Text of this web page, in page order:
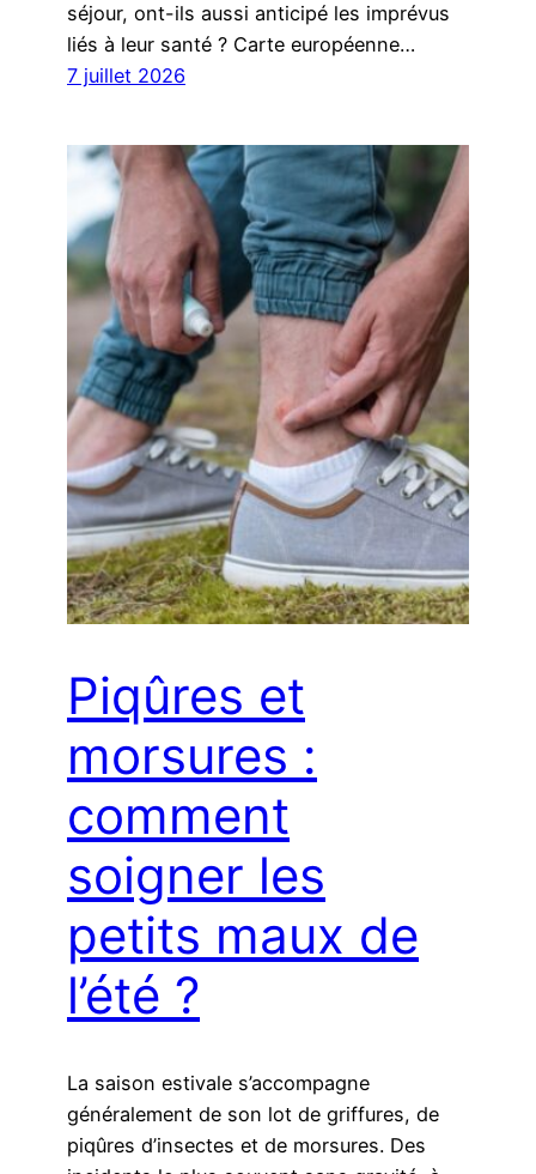
séjour, ont-ils aussi anticipé les imprévus
liés à leur santé ? Carte européenne…
7 juillet 2026
Piqûres et
morsures :
comment
soigner les
petits maux de
l’été ?
La saison estivale s’accompagne
généralement de son lot de griffures, de
piqûres d’insectes et de morsures. Des